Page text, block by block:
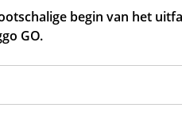
begin van het
GO.